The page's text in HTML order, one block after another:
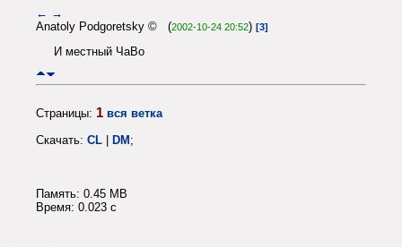
← →
Anatoly Podgoretsky © (2002-10-24 20:52) [3]
И местный ЧаВо
Страницы: 1 вся ветка
Скачать: CL | DM;
Память: 0.45 MB
Время: 0.023 c